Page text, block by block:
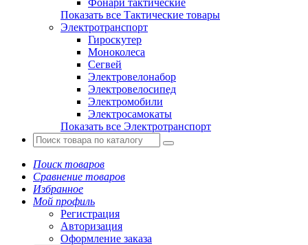
Фонари тактические
Показать все Тактические товары
Электротранспорт
Гироскутер
Моноколеса
Сегвей
Электровелонабор
Электровелосипед
Электромобили
Электросамокаты
Показать все Электротранспорт
Поиск товаров
Сравнение товаров
Избранное
Мой профиль
Регистрация
Авторизация
Оформление заказа